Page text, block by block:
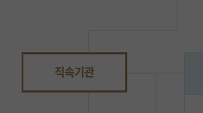
직속기관